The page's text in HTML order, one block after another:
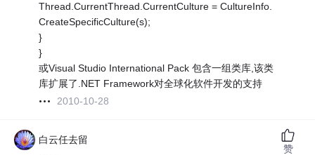
Thread.CurrentThread.CurrentCulture = CultureInfo.
CreateSpecificCulture(s);
}
}
或Visual Studio International Pack 包含一组类库,该类
库扩展了.NET Framework对全球化软件开发的支持
2010-10-28
白云任去留
赞